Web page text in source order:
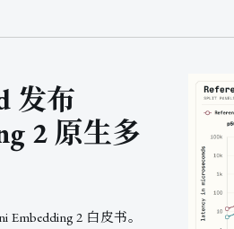
发布
2 原生多
2 白皮书。